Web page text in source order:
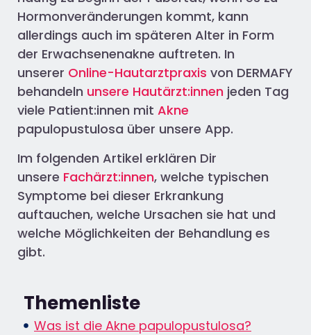
Hormonveränderungen kommt, kann
allerdings auch im späteren Alter in Form
der Erwachsenenakne auftreten. In
unserer Online-Hautarztpraxis von DERMAFY
behandeln unsere Hautärzt:innen jeden Tag
viele Patient:innen mit Akne
papulopustulosa über unsere App.
Im folgenden Artikel erklären Dir
unsere Fachärzt:innen, welche typischen
Symptome bei dieser Erkrankung
auftauchen, welche Ursachen sie hat und
welche Möglichkeiten der Behandlung es
gibt.
Themenliste
Was ist die Akne papulopustulosa?